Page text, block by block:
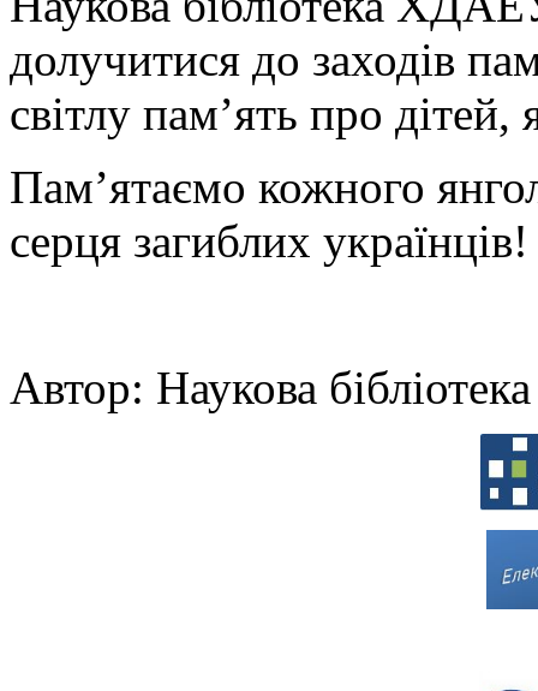
долучитися до заходів
світлу пам’ять про
Пам’ятаємо кожного
серця загиблих українців!
Автор: Наукова